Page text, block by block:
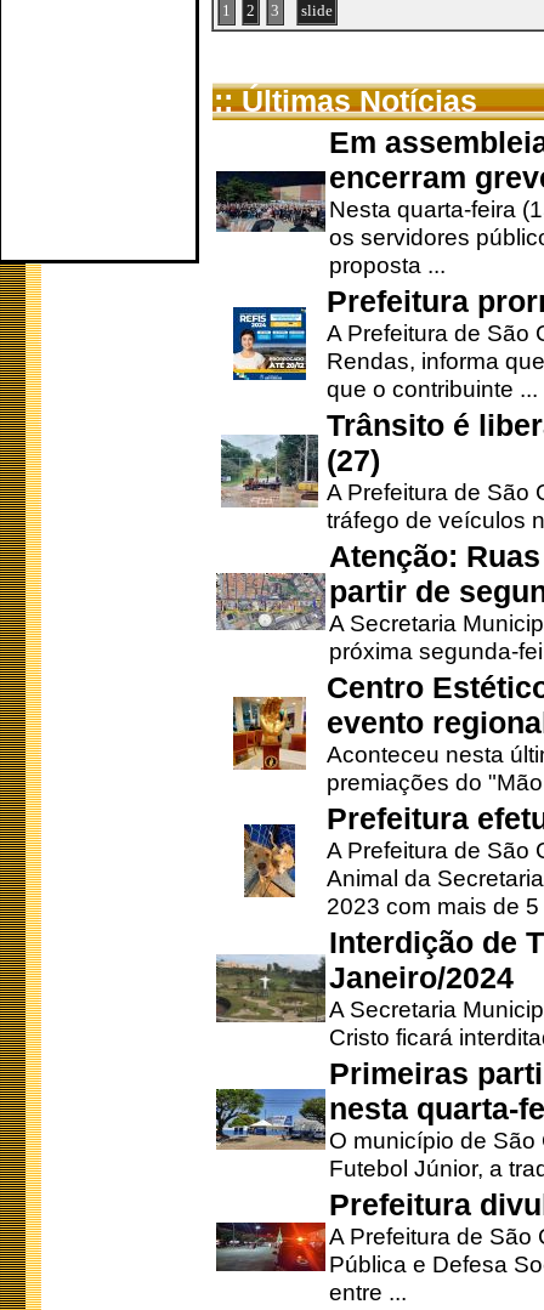
1 2 3 slide
:: Últimas Notícias
Em
encerram
Nesta quarta-feira
os servidores
proposta ...
Prefeitura
A Prefeitura de São
Rendas, informa
que o contribuinte ...
Trânsito é
(27)
A Prefeitura de São
tráfego de veículos
Atenção:
partir de
A Secretaria
próxima segunda-
Centro
evento
Aconteceu nesta
premiações do
Prefeitura
A Prefeitura de São
Animal da
2023 com mais de 5
Interdição de
Janeiro/2024
A Secretaria
Cristo ficará
Primeiras
nesta quarta-
O município de
Futebol Júnior, a
Prefeitura
A Prefeitura de São
Pública e Defesa
entre ...